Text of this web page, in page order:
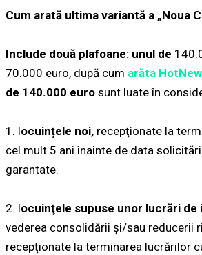
Cum arată ultima variantă a „Noua
Include două plafoane: unul de
70.000 euro, după cum arăta
de 140.000 euro sunt luate în
1. locuințele noi, recepţionate la
cel mult 5 ani înainte de data
garantate.
2. locuinţele supuse unor lucrări de
vederea consolidării şi/sau reducerii
recepţionate la terminarea lucrărilor